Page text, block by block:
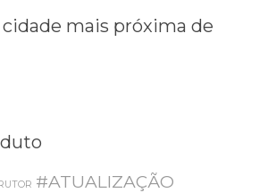
cidade mais próxima de
#ATUALIZAÇÃO